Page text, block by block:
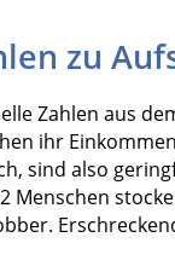
zu
Zahlen aus
ihr
sind also
Menschen